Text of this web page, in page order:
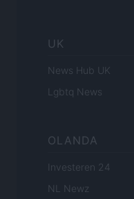
UK
News Hub UK
Lgbtq News
OLANDA
Investeren 24
NL Newz